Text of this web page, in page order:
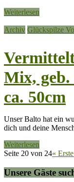
Weiterlesen
Archiv Glückspilze
Mix, geb.
ca. 50cm
Unser Balto hat ein
dich und deine
Weiterlesen
Seite 20 von 24« Erste
Unsere Gäste